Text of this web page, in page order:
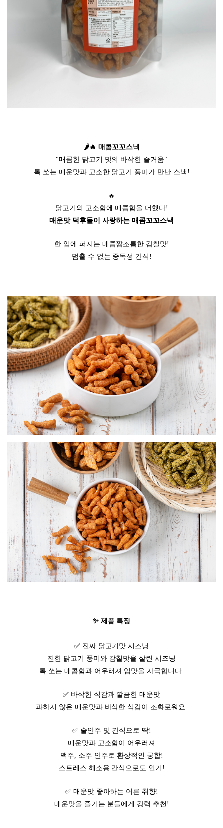
🌶🔥 매콤꼬꼬스낵
"매콤한 닭고기 맛의 바삭한 즐거움"
톡 쏘는 매운맛과 고소한 닭고기 풍미가 만난 스낵!
🔥
닭고기의 고소함에 매콤함을 더했다!
매운맛 덕후들이 사랑하는 매콤꼬꼬스낵
한 입에 퍼지는 매콤짭조름한 감칠맛!
멈출 수 없는 중독성 간식!
✨ 제품 특징
✅ 진짜 닭고기맛 시즈닝
진한 닭고기 풍미와 감칠맛을 살린 시즈닝
톡 쏘는 매콤함과 어우러져 입맛을 자극합니다.
✅ 바삭한 식감과 깔끔한 매운맛
과하지 않은 매운맛과 바삭한 식감이 조화로워요.
✅ 술안주 및 간식으로 딱!
매운맛과 고소함이 어우러져
맥주, 소주 안주로 환상적인 궁합!
스트레스 해소용 간식으로도 인기!
✅ 매운맛 좋아하는 어른 취향!
매운맛을 즐기는 분들에게 강력 추천!